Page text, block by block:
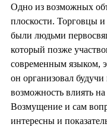
Одно из возможных
плоскости. Торговцы и
были людьми
который позже
современным языком,
он организовал
возможность влиять
Возмущение и сам
интересны и